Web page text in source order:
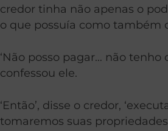
credor tinha não apenas o
o que possuía como também
‘Não posso pagar… não tenho
confessou ele.
‘Então’, disse o credor,
tomaremos suas